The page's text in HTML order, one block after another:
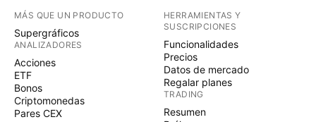
MÁS QUE UN PRODUCTO
Supergráficos
ANALIZADORES
Acciones
ETF
Bonos
Criptomonedas
Pares CEX
HERRAMIENTAS Y
SUSCRIPCIONES
Funcionalidades
Precios
Datos de mercado
Regalar planes
TRADING
Resumen